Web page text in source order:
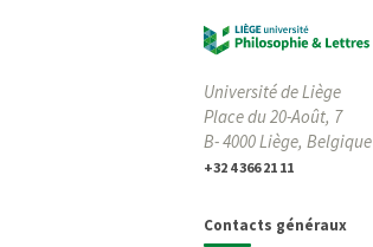
Université de Liège
Place du 20-Août, 7
B- 4000 Liège, Belgique
+32 4 366 21 11
Contacts généraux